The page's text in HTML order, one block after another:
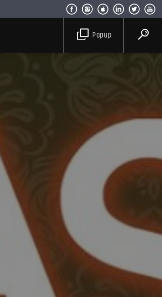
Popup